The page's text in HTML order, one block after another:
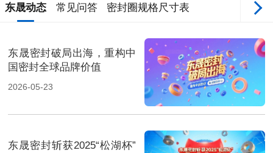
东晟动态 常见问答 密封圈规格尺寸表
东晟密封破局出海，重构中
国密封全球品牌价值
2026-05-23
东晟密封斩获2025“松湖杯”